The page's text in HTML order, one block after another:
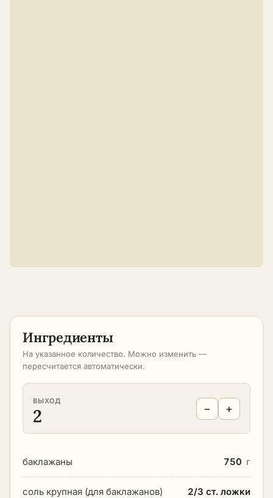
Ингредиенты
На указанное количество. Можно изменить —
пересчитается автоматически.
ВЫХОД
2 − +
баклажаны 750 г
соль крупная (для баклажанов) 2/3 ст. ложки